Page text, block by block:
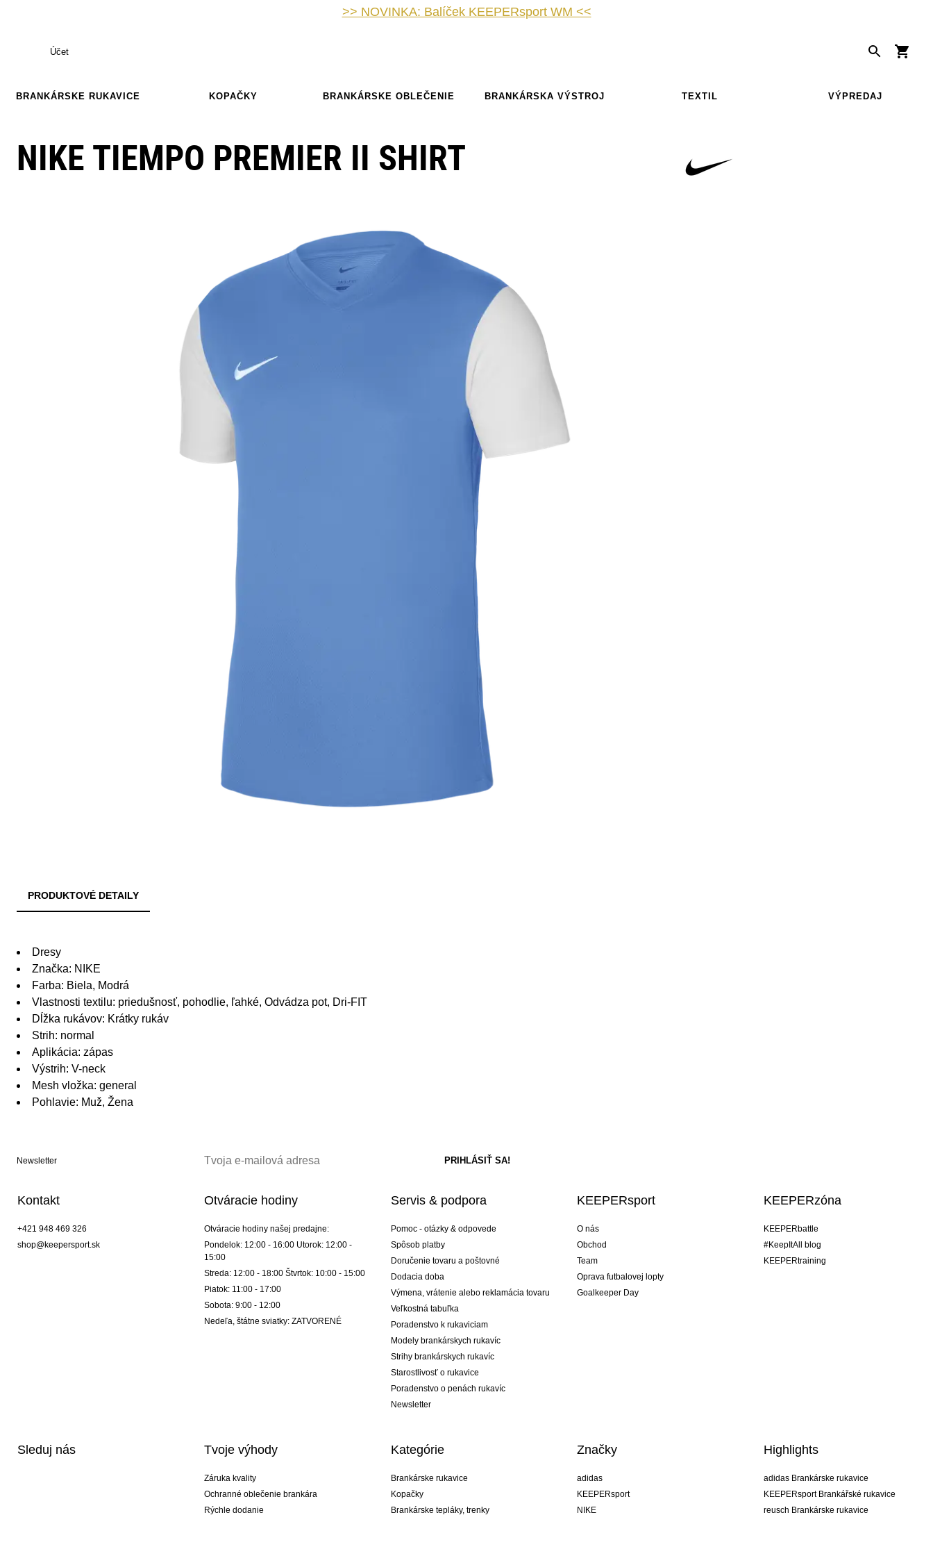
>> NOVINKA: Balíček KEEPERsport WM <<
Účet
BRANKÁRSKE RUKAVICE KOPAČKY BRANKÁRSKE OBLEČENIE BRANKÁRSKA VÝSTROJ TEXTIL VÝPREDAJ
NIKE TIEMPO PREMIER II SHIRT
PRODUKTOVÉ DETAILY
Dresy
Značka: NIKE
Farba: Biela, Modrá
Vlastnosti textilu: priedušnosť, pohodlie, ľahké, Odvádza pot, Dri-FIT
Dĺžka rukávov: Krátky rukáv
Strih: normal
Aplikácia: zápas
Výstrih: V-neck
Mesh vložka: general
Pohlavie: Muž, Žena
Newsletter
Kontakt
+421 948 469 326
shop@keepersport.sk
Otváracie hodiny
Otváracie hodiny našej predajne:
Pondelok: 12:00 - 16:00 Utorok: 12:00 -
15:00
Streda: 12:00 - 18:00 Štvrtok: 10:00 - 15:00
Piatok: 11:00 - 17:00
Sobota: 9:00 - 12:00
Nedeľa, štátne sviatky: ZATVORENÉ
Servis & podpora
Pomoc - otázky & odpovede
Spôsob platby
Doručenie tovaru a poštovné
Dodacia doba
Výmena, vrátenie alebo reklamácia tovaru
Veľkostná tabuľka
Poradenstvo k rukaviciam
Modely brankárskych rukavíc
Strihy brankárskych rukavíc
Starostlivosť o rukavice
Poradenstvo o penách rukavíc
Newsletter
KEEPERsport
O nás
Obchod
Team
Oprava futbalovej lopty
Goalkeeper Day
KEEPERzóna
KEEPERbattle
#KeepItAll blog
KEEPERtraining
Sleduj nás Tvoje výhody
Záruka kvality
Ochranné oblečenie brankára
Rýchle dodanie
Kategórie
Brankárske rukavice
Kopačky
Brankárske tepláky, trenky
Značky
adidas
KEEPERsport
NIKE
Highlights
adidas Brankárske rukavice
KEEPERsport Brankářské rukavice
reusch Brankárske rukavice